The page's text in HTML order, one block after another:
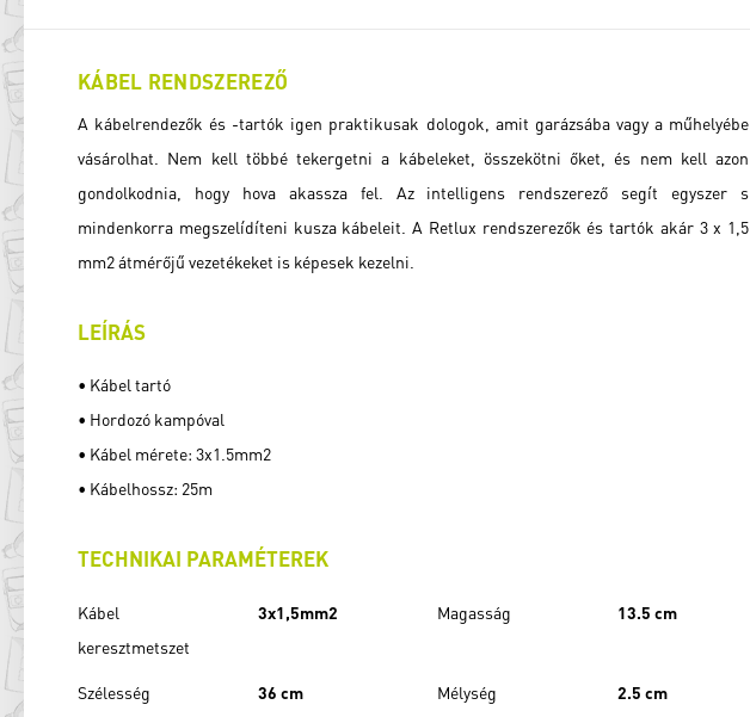
KÁBEL RENDSZEREZŐ
A kábelrendezők és -tartók igen praktikusak dologok, amit garázsába vagy a műhelyébe
vásárolhat. Nem kell többé tekergetni a kábeleket, összekötni őket, és nem kell azon
gondolkodnia, hogy hova akassza fel. Az intelligens rendszerező segít egyszer s
mindenkorra megszelídíteni kusza kábeleit. A Retlux rendszerezők és tartók akár 3 x 1,5
mm2 átmérőjű vezetékeket is képesek kezelni.
LEÍRÁS
• Kábel tartó
• Hordozó kampóval
• Kábel mérete: 3x1.5mm2
• Kábelhossz: 25m
TECHNIKAI PARAMÉTEREK
Kábel
keresztmetszet
3x1,5mm2 Magasság 13.5 cm
Szélesség 36 cm Mélység 2.5 cm